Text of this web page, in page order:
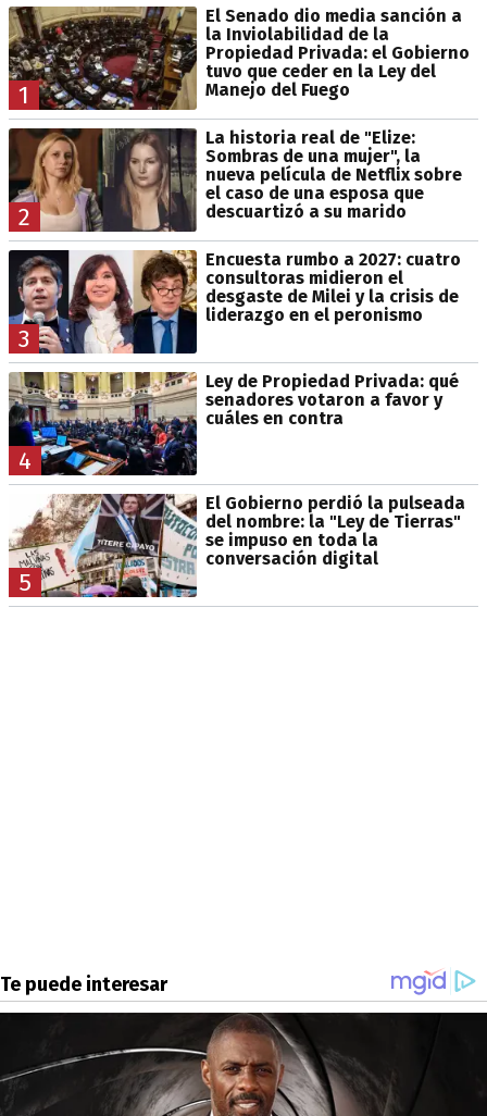
1
El Senado dio media sanción a
la Inviolabilidad de la
Propiedad Privada: el Gobierno
tuvo que ceder en la Ley del
Manejo del Fuego
2
La historia real de "Elize:
Sombras de una mujer", la
nueva película de Netflix sobre
el caso de una esposa que
descuartizó a su marido
3
Encuesta rumbo a 2027: cuatro
consultoras midieron el
desgaste de Milei y la crisis de
liderazgo en el peronismo
4
Ley de Propiedad Privada: qué
senadores votaron a favor y
cuáles en contra
5
El Gobierno perdió la pulseada
del nombre: la "Ley de Tierras"
se impuso en toda la
conversación digital